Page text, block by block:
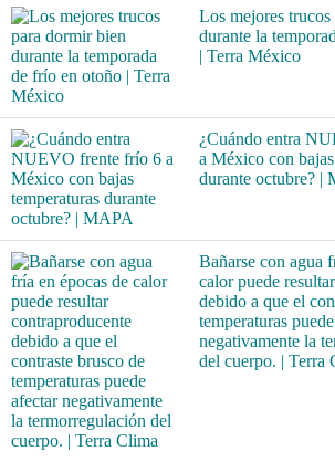
Los mejores
durante la
| Terra México
¿Cuándo entra
a México con
durante octubre? |
Bañarse con agua
calor puede
debido a que el
temperaturas
negativamente la
del cuerpo. | Terra